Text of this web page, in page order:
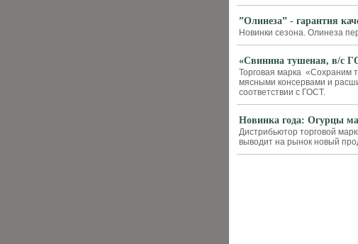
”Олинеза” - гарантия
Новинки сезона. Олинеза
«Свинина тушеная, в/с
Торговая марка «Сохраним
мясными консервами и
соответствии с ГОСТ.
Новинка года: Огурцы
Дистрибьютор торговой
выводит на рынок новый